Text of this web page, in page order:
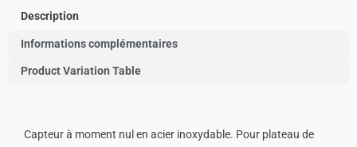
Description
Informations complémentaires
Product Variation Table
Capteur à moment nul en acier inoxydable. Pour plateau de